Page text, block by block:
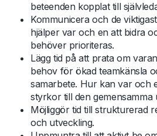
beteenden kopplat till
Kommunicera och de
hjälper var och en att bidra
behöver prioriteras.
Lägg tid på att prata om
behov för ökad teamkänsla
samarbete. Hur kan var och
styrkor till den gemensamma
Möjliggör tid till strukturerad
och utveckling.